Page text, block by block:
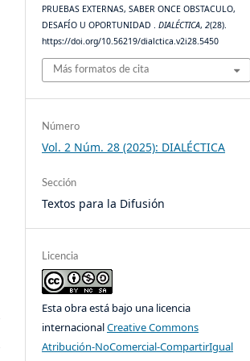
PRUEBAS EXTERNAS, SABER ONCE OBSTACULO,
DESAFÍO U OPORTUNIDAD .DIALÉCTICA,2(28).
https://doi.org/10.56219/dialctica.v2i28.5450
Más formatos de cita
Número
Vol. 2 Núm. 28 (2025): DIALÉCTICA
Sección
Textos para la Difusión
Licencia
Esta obra está bajo una licencia
internacionalCreative Commons
Atribución-NoComercial-CompartirIgual